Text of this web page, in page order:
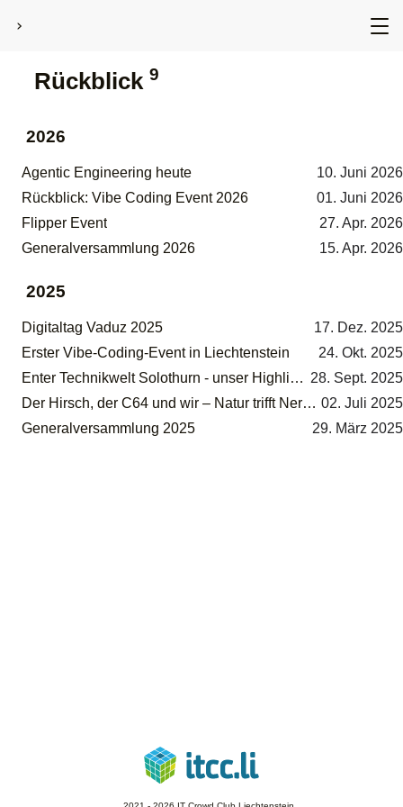
›
Rückblick9
2026
Agentic Engineering heute
10. Juni 2026
Rückblick: Vibe Coding Event 2026
01. Juni 2026
Flipper Event
27. Apr. 2026
Generalversammlung 2026
15. Apr. 2026
2025
Digitaltag Vaduz 2025
17. Dez. 2025
Erster Vibe-Coding-Event in Liechtenstein
24. Okt. 2025
Enter Technikwelt Solothurn - unser Highlight 2025 28. Sept. 2025
Der Hirsch, der C64 und wir – Natur trifft Nerdkultur 02. Juli 2025
Generalversammlung 2025
29. März 2025